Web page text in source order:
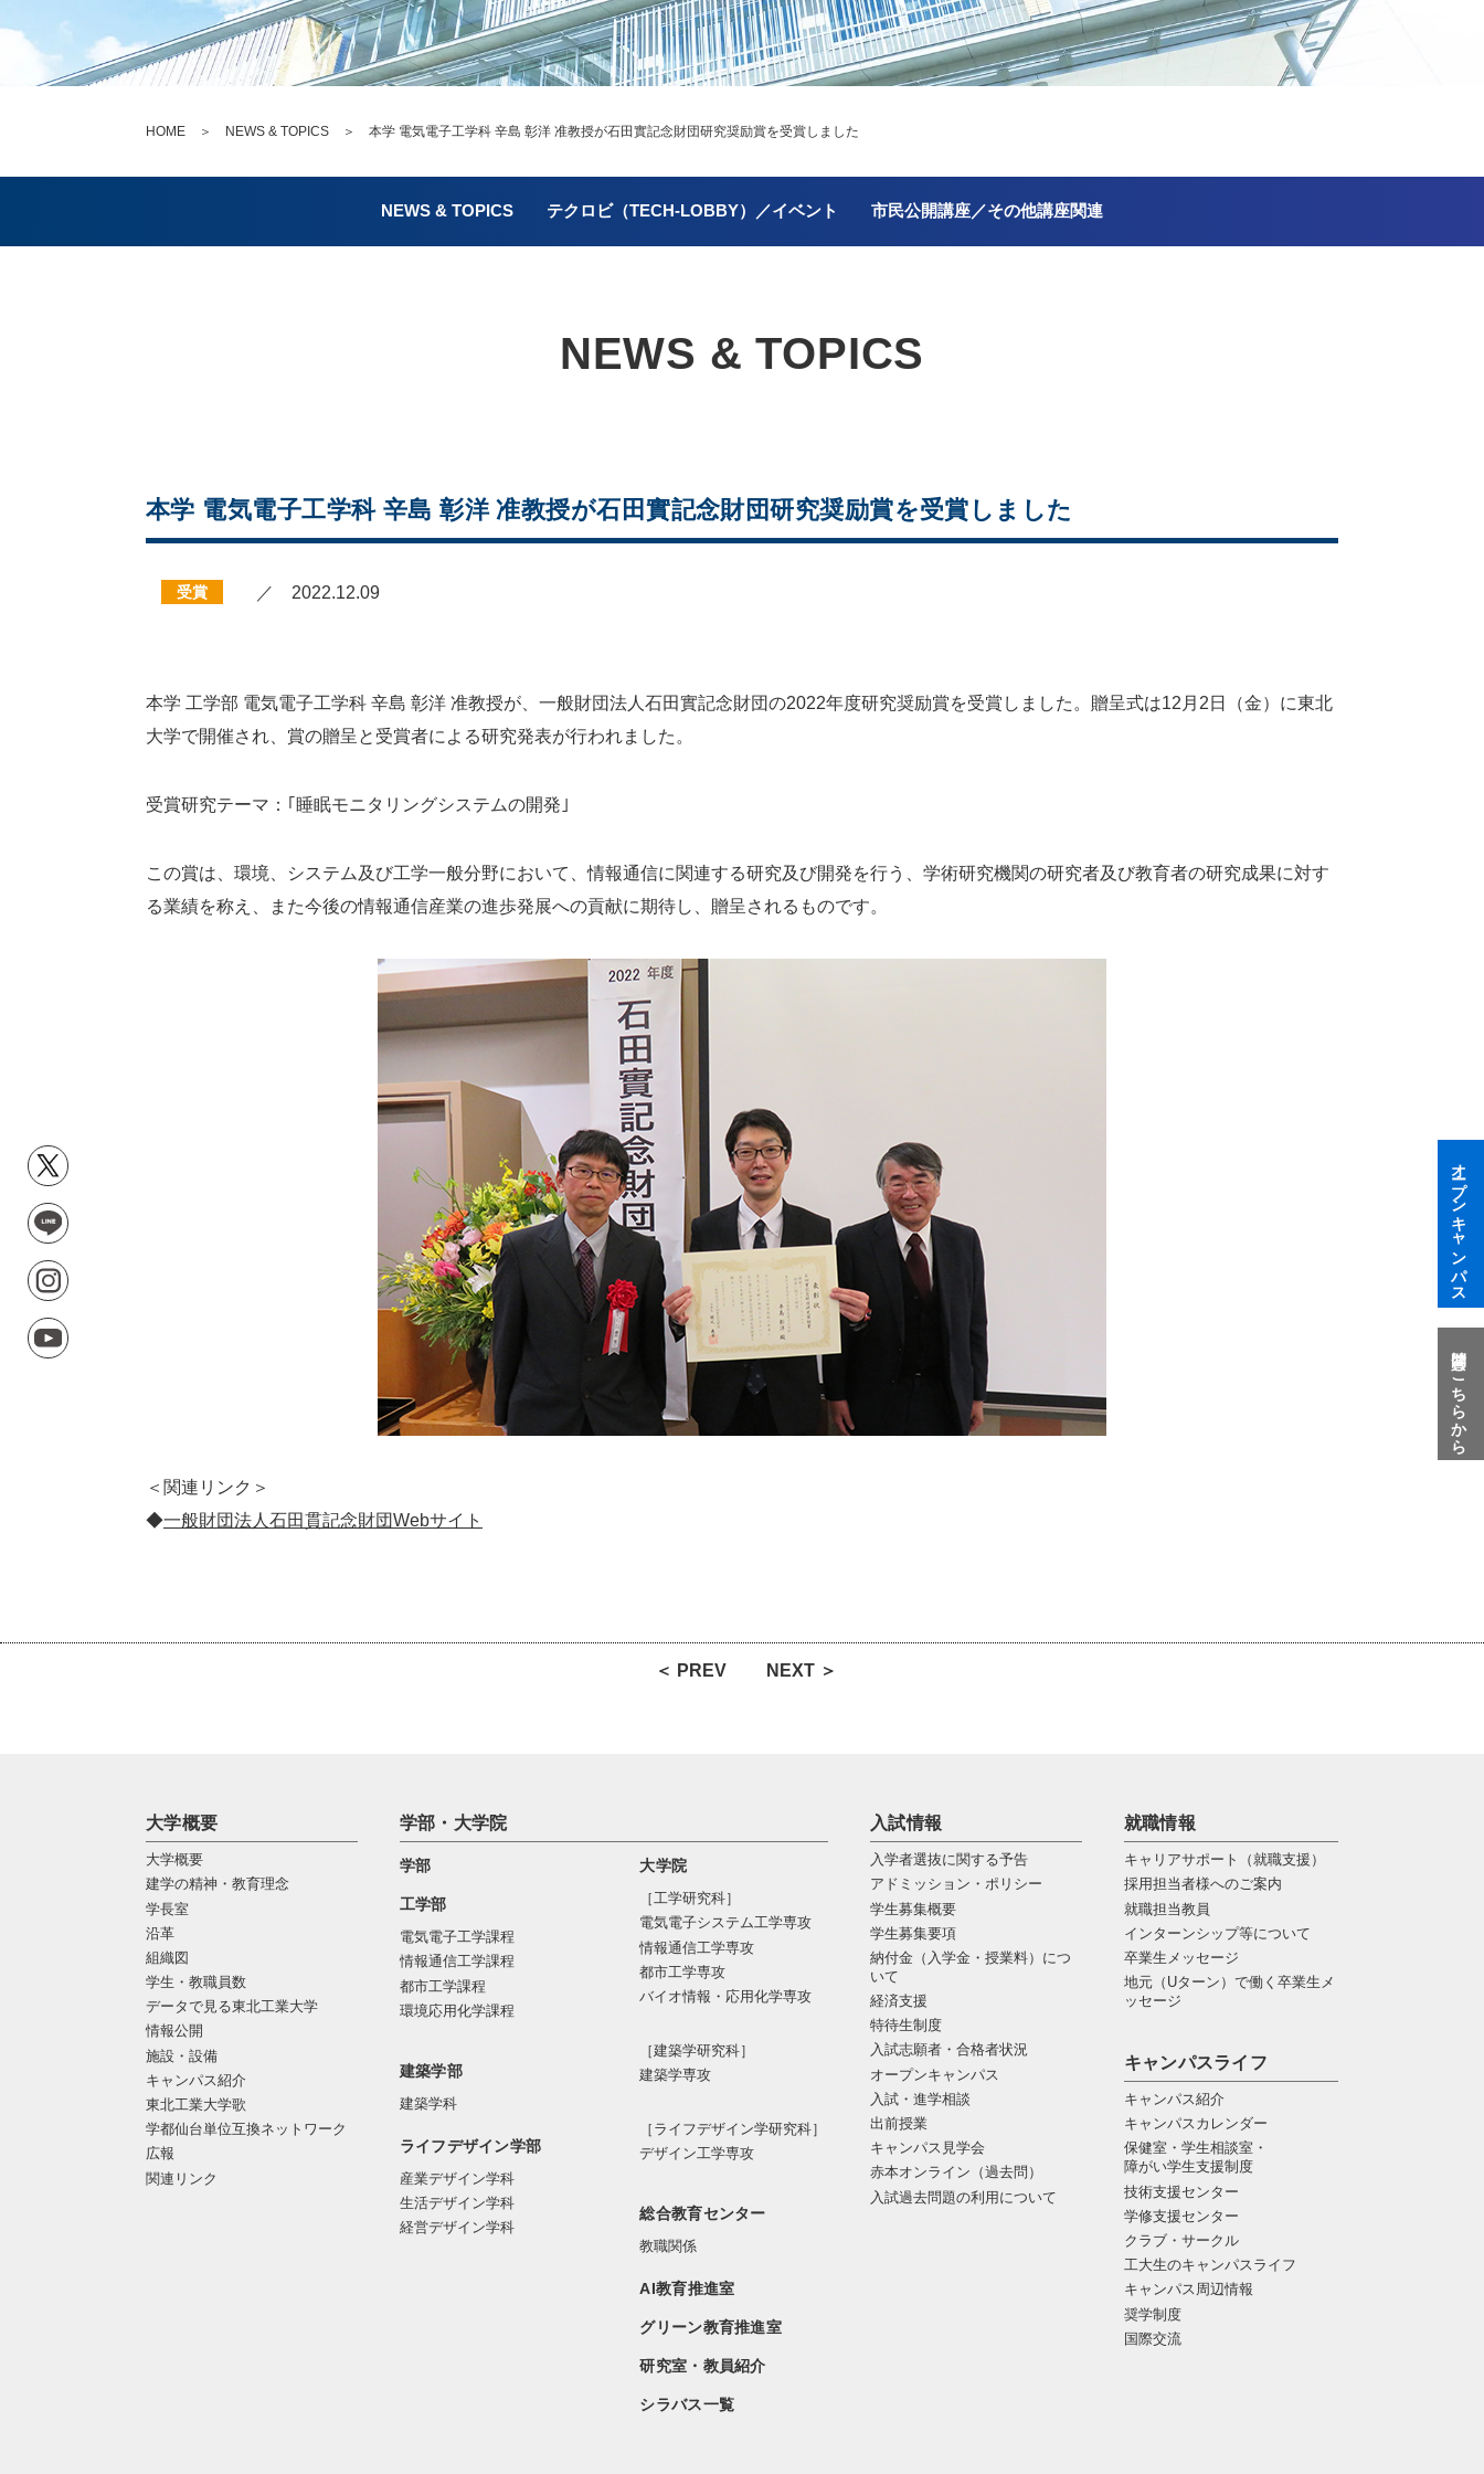
HOME ＞ NEWS & TOPICS ＞ 本学 電気電子工学科 辛島 彰洋 准教授が石田實記念財団研究奨励賞を受賞しました
NEWS & TOPICS テクロビ（TECH-LOBBY）／イベント 市民公開講座／その他講座関連
NEWS & TOPICS
本学 電気電子工学科 辛島 彰洋 准教授が石田實記念財団研究奨励賞を受賞しました
受賞 ／ 2022.12.09
本学 工学部 電気電子工学科 辛島 彰洋 准教授が、一般財団法人石田實記念財団の2022年度研究奨励賞を受賞しました。贈呈式は12月2日（金）に東北
大学で開催され、賞の贈呈と受賞者による研究発表が行われました。
受賞研究テーマ：｢睡眠モニタリングシステムの開発｣
この賞は、環境、システム及び工学一般分野において、情報通信に関連する研究及び開発を行う、学術研究機関の研究者及び教育者の研究成果に対す
る業績を称え、また今後の情報通信産業の進歩発展への貢献に期待し、贈呈されるものです。
＜関連リンク＞
◆一般財団法人石田貫記念財団Webサイト
＜ PREV NEXT ＞
大学概要
大学概要
建学の精神・教育理念
学長室
沿革
組織図
学生・教職員数
データで見る東北工業大学
情報公開
施設・設備
キャンパス紹介
東北工業大学歌
学都仙台単位互換ネットワーク
広報
関連リンク
学部・大学院
学部
工学部
電気電子工学課程
情報通信工学課程
都市工学課程
環境応用化学課程
建築学部
建築学科
ライフデザイン学部
産業デザイン学科
生活デザイン学科
経営デザイン学科
大学院
［工学研究科］
電気電⼦システム⼯学専攻
情報通信⼯学専攻
都市⼯学専攻
バイオ情報・応⽤化学専攻
［建築学研究科］
建築学専攻
［ライフデザイン学研究科］
デザイン工学専攻
総合教育センター
教職関係
AI教育推進室
グリーン教育推進室
研究室・教員紹介
シラバス一覧
入試情報
入学者選抜に関する予告
アドミッション・ポリシー
学生募集概要
学生募集要項
納付金（入学金・授業料）につ
いて
経済支援
特待生制度
入試志願者・合格者状況
オープンキャンパス
入試・進学相談
出前授業
キャンパス見学会
赤本オンライン（過去問）
入試過去問題の利用について
就職情報
キャリアサポート（就職支援）
採用担当者様へのご案内
就職担当教員
インターンシップ等について
卒業生メッセージ
地元（Uターン）で働く卒業生メ
ッセージ
キャンパスライフ
キャンパス紹介
キャンパスカレンダー
保健室・学生相談室・
障がい学生支援制度
技術支援センター
学修支援センター
クラブ・サークル
工大生のキャンパスライフ
キャンパス周辺情報
奨学制度
国際交流
オープンキャンパス
質問はこちらから